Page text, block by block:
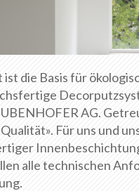
ist die Basis für
AG.
Für uns und
alle technischen